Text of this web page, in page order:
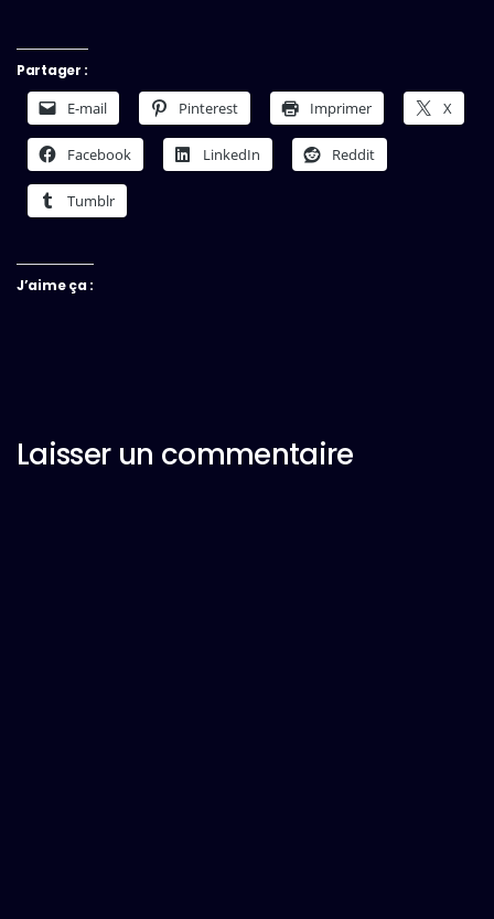
Partager :
E-mail Pinterest Imprimer X
Facebook LinkedIn Reddit
Tumblr
J’aime ça :
Laisser un commentaire